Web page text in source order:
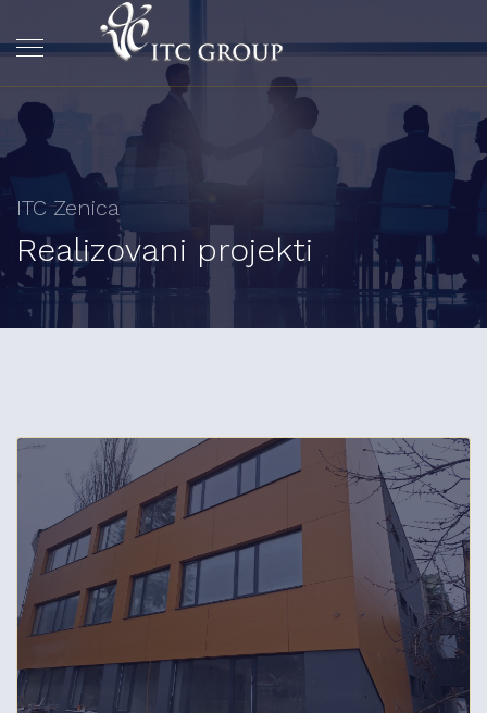
ITC Zenica
Realizovani projekti